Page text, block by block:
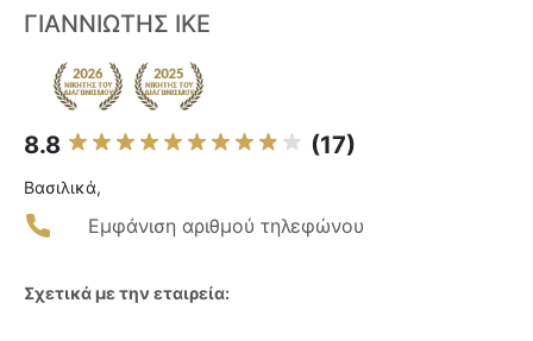
ΓΙΑΝΝΙΩΤΗΣ ΙΚΕ
8.8 (17)
Βασιλικά,
Εμφάνιση αριθμού τηλεφώνου
Σχετικά με την εταιρεία: